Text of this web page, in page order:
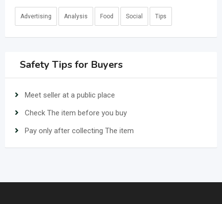
Advertising Analysis Food Social Tips
Safety Tips for Buyers
Meet seller at a public place
Check The item before you buy
Pay only after collecting The item